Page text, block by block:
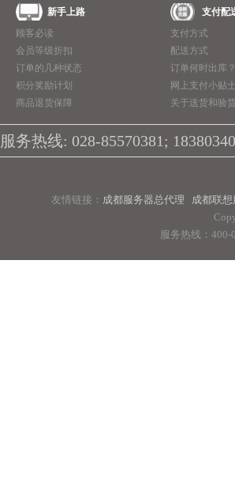
新手上路
顾客必读
会员等级折扣
订单的几种状态
积分奖励计划
商品退货保障
支付配
支付方式
配送方式
订单何时出库？
网上支付小贴士
关于送货和验
服务热线: 028-85570381;
友情链接： 成都服务器总代理 成都联
服务热线：400-